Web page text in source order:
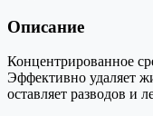
Описание
Концентрированное
Эффективно удаляет
оставляет разводов и